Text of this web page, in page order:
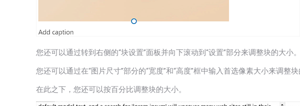
您还可以通过转到右侧的“块设置”面板并向下滚动到“设置”部分来调整块的大小
您还可以通过在“图片尺寸”部分的“宽度”和“高度”框中输入首选像素大小来调整块
在此之下，您还可以按百分比调整块的大小。